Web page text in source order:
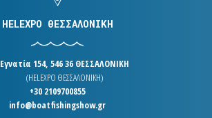
HELEXPO ΘΕΣΣΑΛΟΝΙΚΗ
Εγνατία 154, 546 36 ΘΕΣΣΑΛΟΝΙΚΗ
(HELEXPO ΘΕΣΣΑΛΟΝΙΚΗ)
+30 2109700855
info@boatfishingshow.gr